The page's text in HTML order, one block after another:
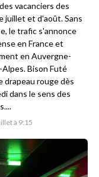
à 9:15
vacanciers des
juillet et d'août. Sans
le trafic s'annonce
en France et
en Auvergne-
Alpes. Bison Futé
drapeau rouge dès
dans le sens des